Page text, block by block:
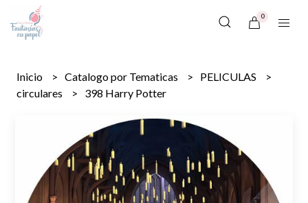
0
Inicio Catalogo por Tematicas
PELICULAS
circulares
398 Harry Potter